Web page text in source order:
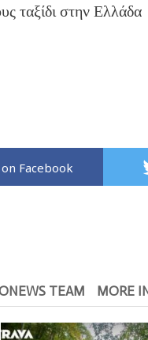
ταξίδι στην Ελλάδα
Facebook
TEAM MORE